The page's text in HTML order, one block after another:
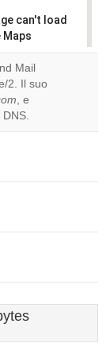
can't load
Maps
Mail
2. Il suo
, e